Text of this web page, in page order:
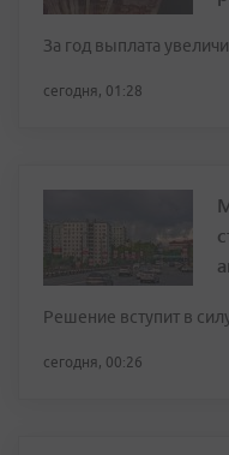
За год выплата
сегодня, 01:28
Решение вступит в
сегодня, 00:26